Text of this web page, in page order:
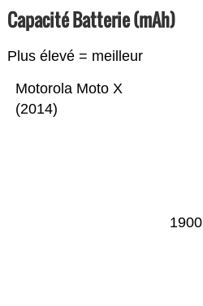
Capacité Batterie (mAh)
Plus élevé = meilleur
Motorola Moto X
(2014)
1900